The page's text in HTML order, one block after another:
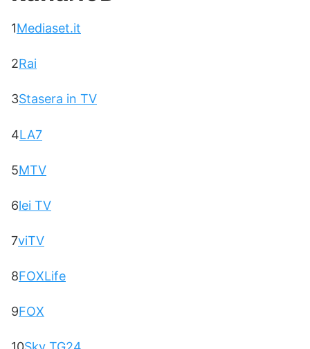
1Mediaset.it
2Rai
3Stasera in TV
4LA7
5MTV
6lei TV
7viTV
8FOXLife
9FOX